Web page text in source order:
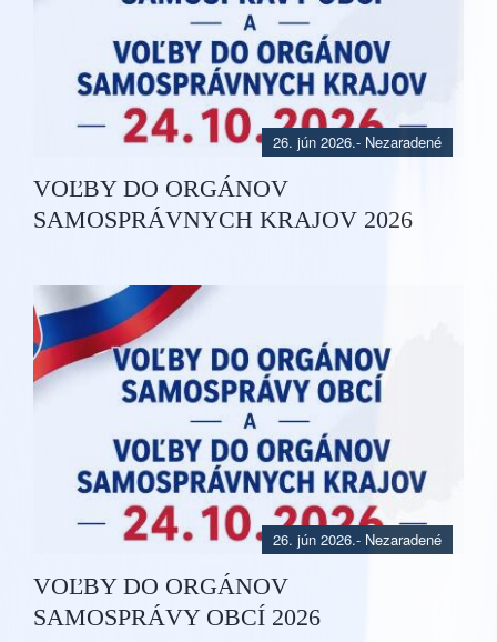
- Nezaradené
26. jún 2026.
VOĽBY DO ORGÁNOV
SAMOSPRÁVNYCH KRAJOV 2026
- Nezaradené
26. jún 2026.
VOĽBY DO ORGÁNOV
SAMOSPRÁVY OBCÍ 2026